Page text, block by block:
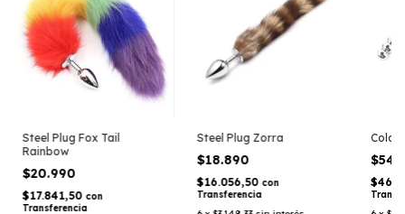
Steel Plug Fox Tail
Rainbow
$20.990
$17.841,50 con
Transferencia
Steel Plug Zorra
$18.890
$16.056,50 con
Transferencia
Cola